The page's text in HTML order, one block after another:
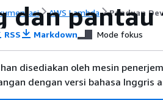
AWS Lambda Panduan
dan
RSS Markdown Mode fokus
disediakan oleh mesin
dengan versi bahasa Inggris